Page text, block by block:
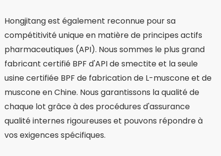
Hongjitang est également reconnue pour sa
compétitivité unique en matière de principes actifs
pharmaceutiques (API). Nous sommes le plus grand
fabricant certifié BPF d'API de smectite et la seule
usine certifiée BPF de fabrication de L-muscone et de
muscone en Chine. Nous garantissons la qualité de
chaque lot grâce à des procédures d'assurance
qualité internes rigoureuses et pouvons répondre à
vos exigences spécifiques.